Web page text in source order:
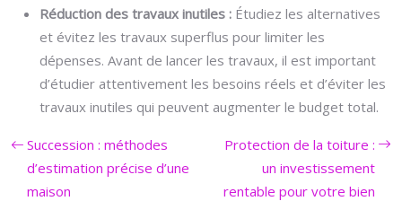
Réduction des travaux inutiles : Étudiez les alternatives
et évitez les travaux superflus pour limiter les
dépenses. Avant de lancer les travaux, il est important
d’étudier attentivement les besoins réels et d’éviter les
travaux inutiles qui peuvent augmenter le budget total.
Succession : méthodes
d’estimation précise d’une
maison
Protection de la toiture :
un investissement
rentable pour votre bien